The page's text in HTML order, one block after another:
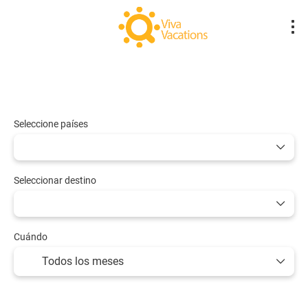
Seleccione países
Seleccionar destino
Cuándo